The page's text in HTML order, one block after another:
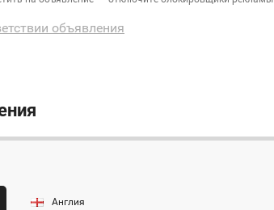
объявления
Англия